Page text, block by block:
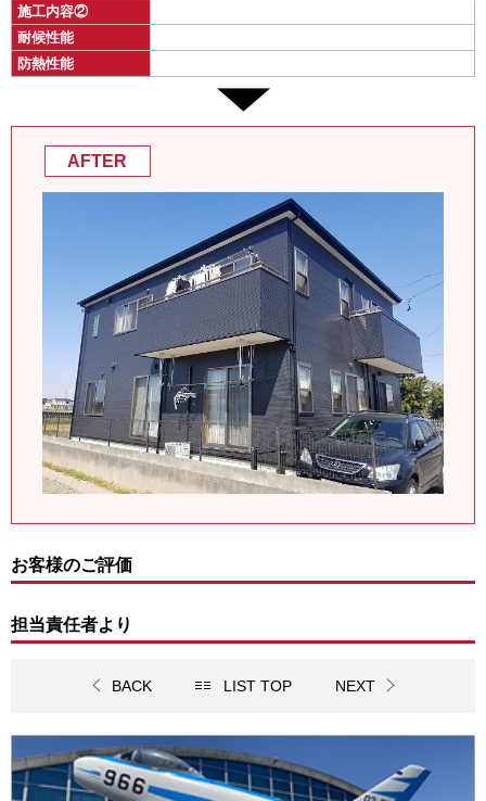
施工内容②
耐候性能
防熱性能
AFTER
お客様のご評価
担当責任者より
BACK LIST TOP NEXT